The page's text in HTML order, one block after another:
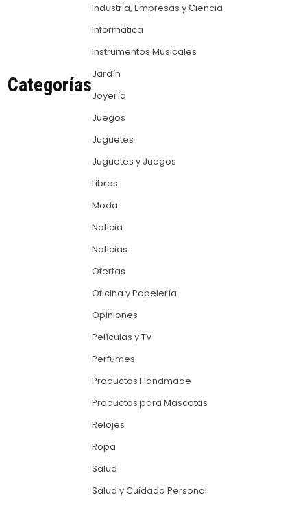
Categorías
Industria, Empresas y Ciencia
Informática
Instrumentos Musicales
Jardín
Joyería
Juegos
Juguetes
Juguetes y Juegos
Libros
Moda
Noticia
Noticias
Ofertas
Oficina y Papelería
Opiniones
Películas y TV
Perfumes
Productos Handmade
Productos para Mascotas
Relojes
Ropa
Salud
Salud y Cuidado Personal